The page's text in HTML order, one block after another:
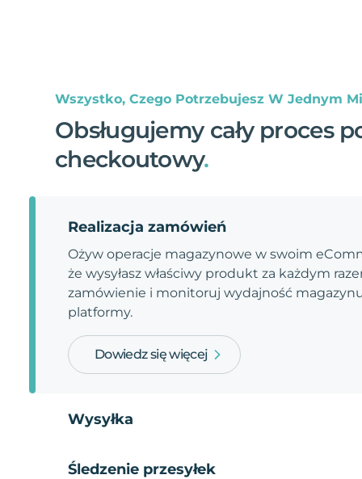
Wszystko, Czego Potrzebujesz W Jednym
Obsługujemy cały proces
checkoutowy.
Realizacja zamówień
Ożyw operacje magazynowe w swoim
że wysyłasz właściwy produkt za każdym
zamówienie i monitoruj wydajność
platformy.
Dowiedz się więcej
Wysyłka
Śledzenie przesyłek